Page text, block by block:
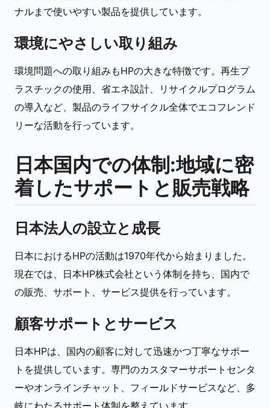
ナルまで使いやすい製品を提供しています。
環境にやさしい取り組み
環境問題への取り組みもHPの大きな特徴です。再生プ
ラスチックの使用、省エネ設計、リサイクルプログラム
の導入など、製品のライフサイクル全体でエコフレンド
リーな活動を行っています。
日本国内での体制:地域に密
着したサポートと販売戦略
日本法人の設立と成長
日本におけるHPの活動は1970年代から始まりました。
現在では、日本HP株式会社という体制を持ち、国内で
の販売、サポート、サービス提供を行っています。
顧客サポートとサービス
日本HPは、国内の顧客に対して迅速かつ丁寧なサポー
トを提供しています。専門のカスタマーサポートセンタ
ーやオンラインチャット、フィールドサービスなど、多
岐にわたるサポート体制を整えています。